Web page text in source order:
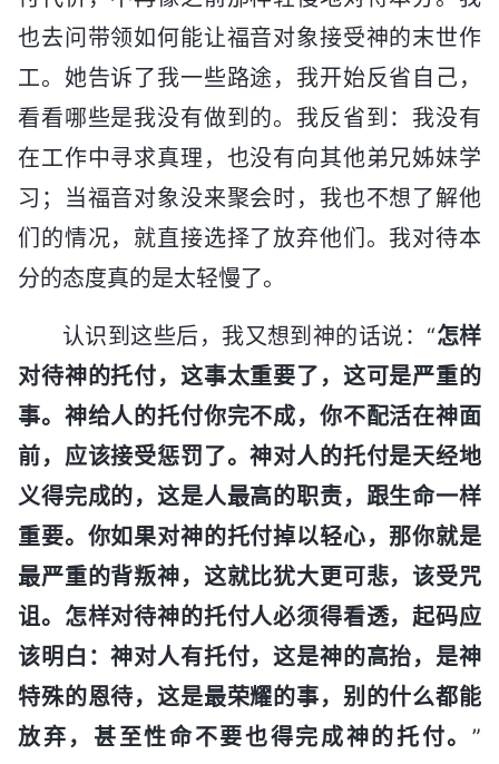
也去问带领如何能让福音对象接受神的末世作
工。她告诉了我一些路途，我开始反省自己，
看看哪些是我没有做到的。我反省到：我没有
在工作中寻求真理，也没有向其他弟兄姊妹学
习；当福音对象没来聚会时，我也不想了解他
们的情况，就直接选择了放弃他们。我对待本
分的态度真的是太轻慢了。
认识到这些后，我又想到神的话说：“怎样
对待神的托付，这事太重要了，这可是严重的
事。神给人的托付你完不成，你不配活在神面
前，应该接受惩罚了。神对人的托付是天经地
义得完成的，这是人最高的职责，跟生命一样
重要。你如果对神的托付掉以轻心，那你就是
最严重的背叛神，这就比犹大更可悲，该受咒
诅。怎样对待神的托付人必须得看透，起码应
该明白：神对人有托付，这是神的高抬，是神
特殊的恩待，这是最荣耀的事，别的什么都能
放弃，甚至性命不要也得完成神的托付。 ”